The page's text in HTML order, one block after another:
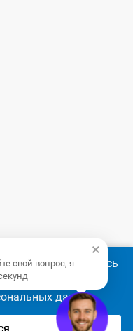
и инструмента -
Вы соглашаетесь
в соответствии с
данных
×
свой вопрос, я